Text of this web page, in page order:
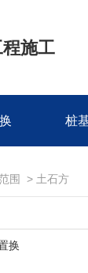
施工
桩
围 > 土石方